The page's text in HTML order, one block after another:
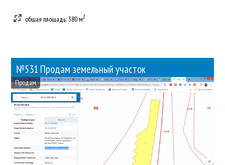
общая площадь: 380 м2
№531 Продам земельный участок
Продам